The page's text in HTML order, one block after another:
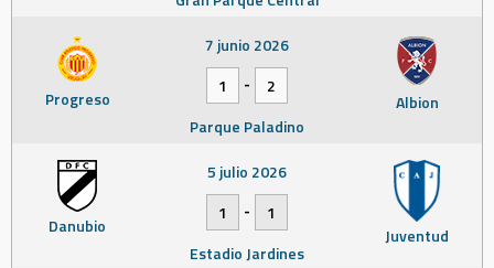
Progreso Albion
7 junio 2026
1
-
2
Parque Paladino
Danubio Juventud
5 julio 2026
1
-
1
Estadio Jardines